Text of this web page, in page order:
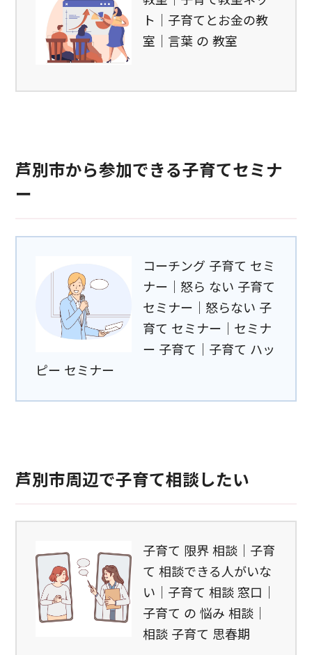
ト｜子育てとお金の教
室｜言葉 の 教室
芦別市から参加できる子育てセミナ
ー
コーチング 子育て セミ
ナー｜怒ら ない 子育て
セミナー｜怒らない 子
育て セミナー｜セミナ
ー 子育て｜子育て ハッ
ピー セミナー
芦別市周辺で子育て相談したい
子育て 限界 相談｜子育
て 相談できる人がいな
い｜子育て 相談 窓口｜
子育て の 悩み 相談｜
相談 子育て 思春期